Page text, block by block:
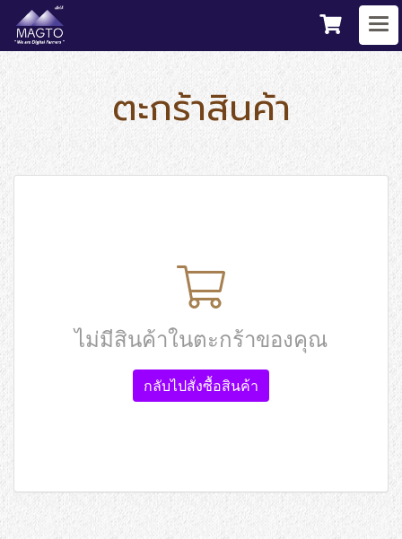
ตะกร้าสินค้า
ไม่มีสินค้าในตะกร้าของคุณ
กลับไปสั่งซื้อสินค้า